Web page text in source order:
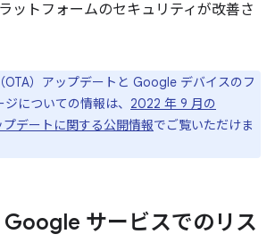
ットフォームのセキュリティが改善さ
OTA）アップデートと Google デバイスのフ
についての情報は、 2022 年 9 月の
デートに関する公開情報でご覧いただけま
サービスでのリス